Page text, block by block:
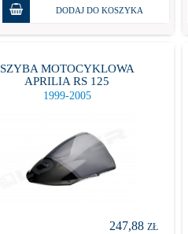
DODAJ DO KOSZYKA
SZYBA MOTOCYKLOWA
APRILIA RS 125
1999-2005
247,88 ZŁ